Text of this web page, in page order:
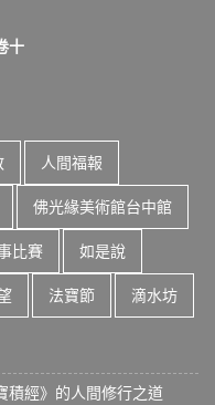
十
人間福報
佛光緣美術館台中館
比賽 如是說
法寶節 滴水坊
積經》的人間修行之道